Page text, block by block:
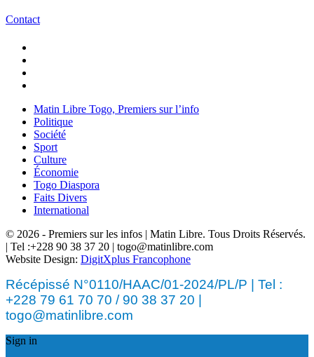
Contact
Matin Libre Togo, Premiers sur l’info
Politique
Société
Sport
Culture
Économie
Togo Diaspora
Faits Divers
International
© 2026 - Premiers sur les infos | Matin Libre. Tous Droits Réservés.
| Tel :+228 90 38 37 20 | togo@matinlibre.com
Website Design: DigitXplus Francophone
Récépissé N°0110/HAAC/01-2024/PL/P | Tel :
+228 79 61 70 70 / 90 38 37 20 |
togo@matinlibre.com
Sign in